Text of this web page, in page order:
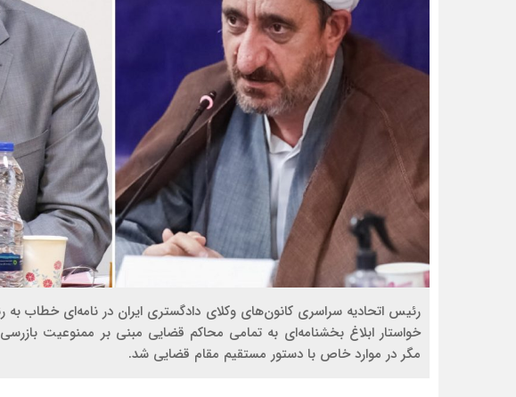
رئیس اتحادیه سراسری کانون‌های وکلای دادگستری ایران در نامه‌ای خطاب
خواستار ابلاغ بخشنامه‌ای به تمامی محاکم قضایی مبنی بر ممنوعیت
مگر در موارد خاص با دستور مستقیم مقام قضایی شد.